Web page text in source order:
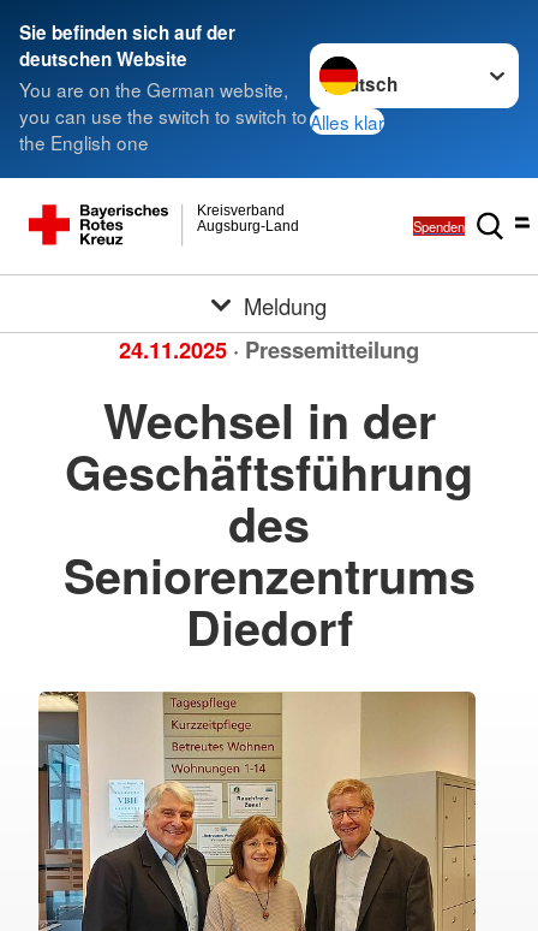
Sie befinden sich auf der
deutschen Website
You are on the German website,
you can use the switch to switch to
the English one
Sprache wechseln zu
Alles klar
Augsburg-Land
Kreisverband
Spenden
Meldung
24.11.2025 · Pressemitteilung
Wechsel in der
Geschäftsführung
des
Seniorenzentrums
Diedorf